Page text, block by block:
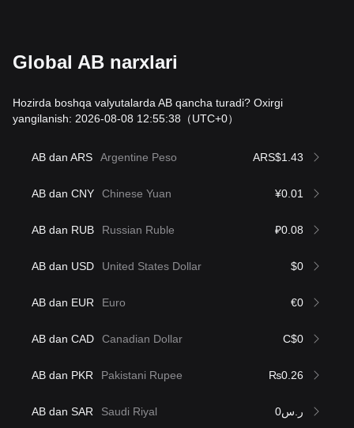
Global AB narxlari
Hozirda boshqa valyutalarda AB qancha turadi? Oxirgi
yangilanish: 2026-08-08 12:55:38 （UTC+0）
AB dan ARS Argentine Peso ARS$1.43
AB dan CNY Chinese Yuan ¥0.01
AB dan RUB Russian Ruble ₽0.08
AB dan USD United States Dollar $0
AB dan EUR Euro €0
AB dan CAD Canadian Dollar C$0
AB dan PKR Pakistani Rupee ₨0.26
AB dan SAR Saudi Riyal ر.س0